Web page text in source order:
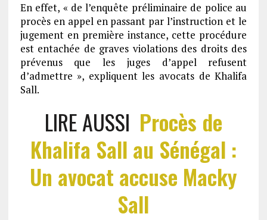
En effet, « de l’enquête préliminaire de police au
procès en appel en passant par l’instruction et le
jugement en première instance, cette procédure
est entachée de graves violations des droits des
prévenus que les juges d’appel refusent
d’admettre », expliquent les avocats de Khalifa
Sall.
LIRE AUSSI Procès de
Khalifa Sall au Sénégal :
Un avocat accuse Macky
Sall